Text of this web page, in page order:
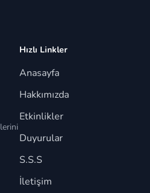
Hızlı Linkler
Anasayfa
Hakkımızda
Etkinlikler
Duyurular
S.S.S
İletişim